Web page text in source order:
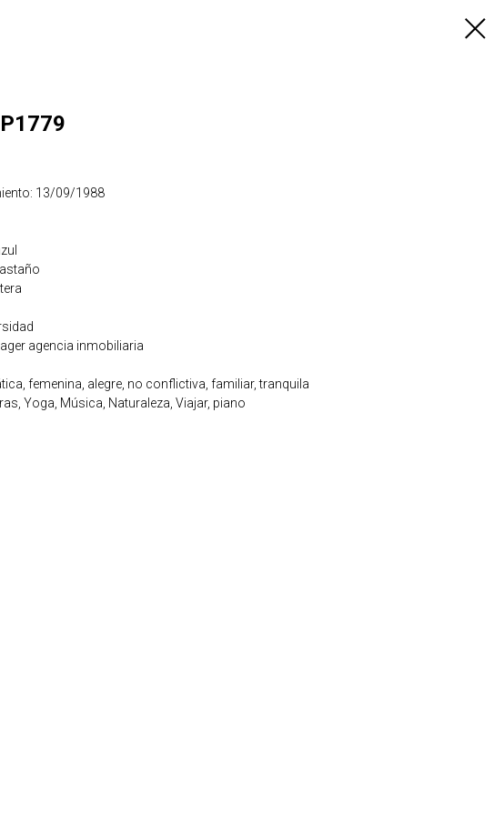
13/09/1988
agencia inmobiliaria
femenina, alegre, no conflictiva, familiar, tranquila
Yoga, Música, Naturaleza, Viajar, piano